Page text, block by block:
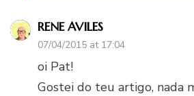
RENE AVILES
07/04/2015 at 17:04
oi Pat!
Gostei do teu artigo, nada